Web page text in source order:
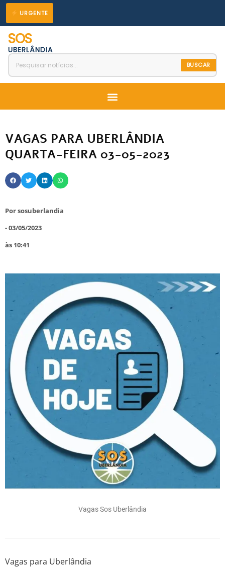
para
conteúdo
URGENTE
SOS
UBERLÂNDIA
BUSCAR
Menu
VAGAS PARA UBERLÂNDIA
QUARTA-FEIRA 03-05-2023
Porsosuberlandia
-03/05/2023
às 10:41
Vagas Sos Uberlândia
Vagas para Uberlândia